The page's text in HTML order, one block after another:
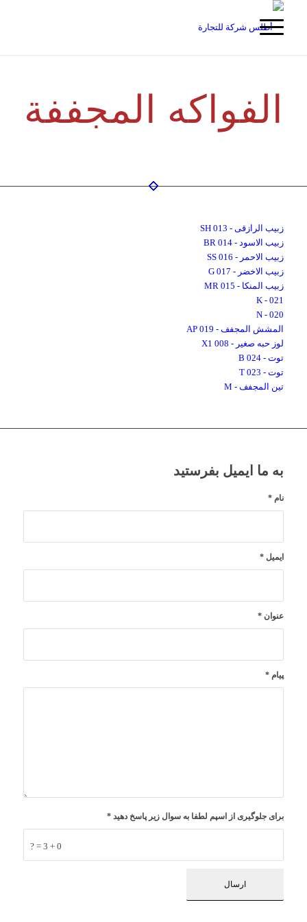
الفواكه المجففة
زبیب الرازقی - 013 SH
زبیب الاسود - 014 BR
زبیب الاحمر - 016 SS
زبیب الاخضر - 017 G
زبیب المنکا - 015 MR
021 - K
020 - N
المشش المجفف - 019 AP
لوز حبه صغیر - 008 X1
توت - 024 B
توت - 023 T
تین المجفف - M
به ما ایمیل بفرستید
نام *
ایمیل *
عنوان *
پیام *
0 + 3 = ?
برای جلوگیری از اسپم لطفا به سوال زیر پاسخ دهید *